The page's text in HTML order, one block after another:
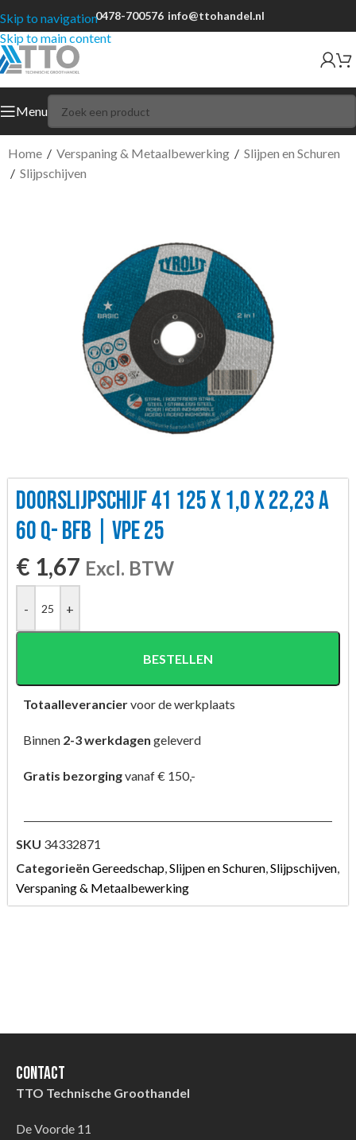
Skip to navigation
Skip to main content
0478-700576 info@ttohandel.nl
Menu
Home / Verspaning & Metaalbewerking / Slijpen en Schuren
/ Slijpschijven
DOORSLIJPSCHIJF 41 125 X 1,0 X 22,23 A
60 Q- BFB | VPE 25
€ 1,67 Excl. BTW
- +
BESTELLEN
Totaalleveranciervoor de werkplaats
Binnen 2-3 werkdagen geleverd
Gratis bezorgingvanaf € 150,-
SKU 34332871
Categorieën Gereedschap,Slijpen en Schuren,Slijpschijven,
Verspaning & Metaalbewerking
Contact
TTO Technische Groothandel
De Voorde 11